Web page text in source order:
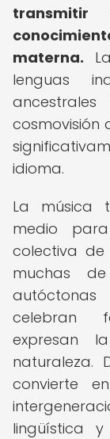
materna.
lenguas
cosmovisión
idioma.
La música
medio
colectiva
muchas
celebran
expresan
naturaleza.
convierte
lingüística